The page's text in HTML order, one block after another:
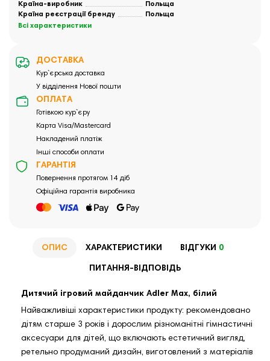
Країна-виробник
Польща
Країна реєстрації бренду
Польща
Всі характеристики
ДОСТАВКА
Кур`єрська доставка
У відділення Нової пошти
ОПЛАТА
Готівкою кур`єру
Карта Visa/Mastercard
Накладений платіж
Інші способи оплати
ГАРАНТІЯ
Повернення протягом 14 діб
Офіційна гарантія виробника
ОПИС ХАРАКТЕРИСТИКИ ВІДГУКИ 0
ПИТАННЯ-ВІДПОВІДЬ
Дитячий ігровий майданчик Adler Max, білий
Найважливіші характеристики продукту: рекомендовано
дітям старше 3 років і дорослим різноманітні гімнастичні
аксесуари для дітей, що включають естетичний вигляд,
ретельно продуманий дизайн, виготовлений з матеріалів